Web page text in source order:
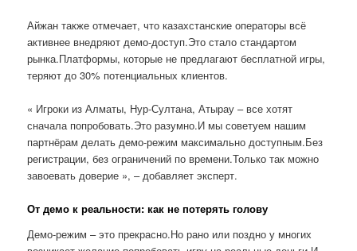
Айжан также отмечает, что казахстанские операторы всё
активнее внедряют демо-доступ.Это стало стандартом
рынка.Платформы, которые не предлагают бесплатной игры,
теряют до 30% потенциальных клиентов.
« Игроки из Алматы, Нур-Султана, Атырау – все хотят
сначала попробовать.Это разумно.И мы советуем нашим
партнёрам делать демо-режим максимально доступным.Без
регистрации, без ограничений по времени.Только так можно
завоевать доверие », – добавляет эксперт.
От демо к реальности: как не потерять голову
Демо-режим – это прекрасно.Но рано или поздно у многих